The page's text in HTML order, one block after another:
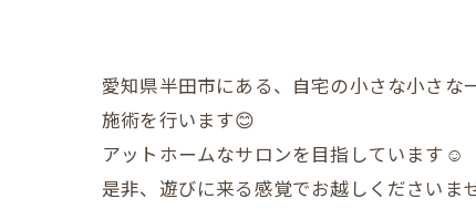
愛知県半田市にある、自宅の小さな小さな
施術を行います😊
アットホームなサロンを目指しています☺️
是非、遊びに来る感覚でお越しくださいま